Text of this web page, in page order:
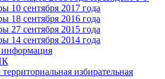
10 сентября 2017 года
18 сентября 2016 года
27 сентября 2015 года
14 сентября 2014 года
информация
избирательная